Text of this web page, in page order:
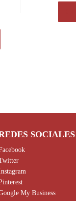
SOCIALES
My Business